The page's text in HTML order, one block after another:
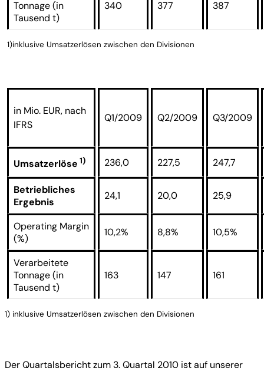
Tonnage (in
Tausend t)
340 377 387
1)inklusive Umsatzerlösen zwischen den Divisionen
in Mio. EUR, nach
IFRS
Q1/2009 Q2/2009 Q3/2009
Umsatzerlöse 1) 236,0 227,5 247,7
Betriebliches
Ergebnis
24,1 20,0 25,9
Operating Margin
(%)
10,2% 8,8% 10,5%
Verarbeitete
Tonnage (in
Tausend t)
163 147 161
1) inklusive Umsatzerlösen zwischen den Divisionen
Der Quartalsbericht zum 3. Quartal 2010 ist auf unserer